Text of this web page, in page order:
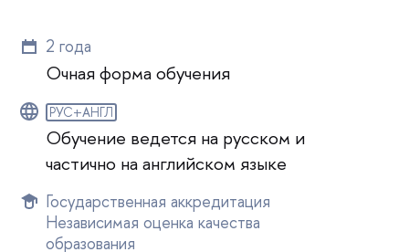
2 года
Очная форма обучения
РУС+АНГЛ
Обучение ведется на русском и
частично на английском языке
Государственная аккредитация
Независимая оценка качества
образования